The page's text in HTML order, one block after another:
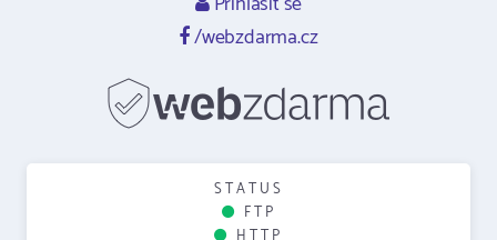
/webzdarma.cz
STATUS
FTP